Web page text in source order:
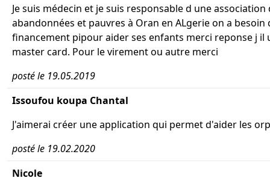
Je suis médecin et je suis responsable d une
abandonnées et pauvres à Oran en ALgerie on a besoin
financement pipour aider ses enfants merci reponse j il
master card. Pour le virement ou autre merci
posté le 19.05.2019
Issoufou koupa Chantal
J'aimerai créer une application qui permet d'aider les
posté le 19.02.2020
Nicole